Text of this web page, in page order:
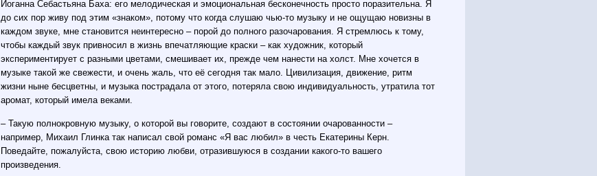
Иоганна Себастьяна Баха: его мелодическая и эмоциональная бесконечность просто поразительна. Я
до сих пор живу под этим «знаком», потому что когда слушаю чью-то музыку и не ощущаю новизны в
каждом звуке, мне становится неинтересно – порой до полного разочарования. Я стремлюсь к тому,
чтобы каждый звук привносил в жизнь впечатляющие краски – как художник, который
экспериментирует с разными цветами, смешивает их, прежде чем нанести на холст. Мне хочется в
музыке такой же свежести, и очень жаль, что её сегодня так мало. Цивилизация, движение, ритм
жизни ныне бесцветны, и музыка пострадала от этого, потеряла свою индивидуальность, утратила тот
аромат, который имела веками.
– Такую полнокровную музыку, о которой вы говорите, создают в состоянии очарованности –
например, Михаил Глинка так написал свой романс «Я вас любил» в честь Екатерины Керн.
Поведайте, пожалуйста, свою историю любви, отразившуюся в создании какого-то вашего
произведения.